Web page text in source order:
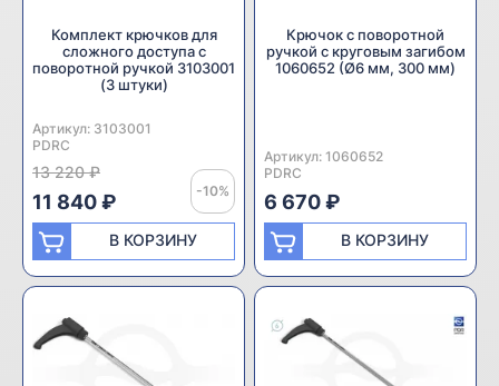
Комплект крючков для
сложного доступа с
поворотной ручкой 3103001
(3 штуки)
Артикул: 3103001
Производитель:
PDRC
13 220 ₽
-10%
11 840 ₽
В КОРЗИНУ
Крючок с поворотной
ручкой с круговым загибом
1060652 (Ø6 мм, 300 мм)
Артикул: 1060652
Производитель:
PDRC
6 670 ₽
В КОРЗИНУ